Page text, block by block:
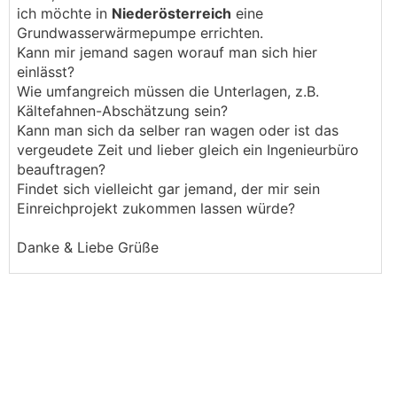
ich möchte in Niederösterreich eine
Grundwasserwärmepumpe errichten.
Kann mir jemand sagen worauf man sich hier
einlässt?
Wie umfangreich müssen die Unterlagen, z.B.
Kältefahnen-Abschätzung sein?
Kann man sich da selber ran wagen oder ist das
vergeudete Zeit und lieber gleich ein Ingenieurbüro
beauftragen?
Findet sich vielleicht gar jemand, der mir sein
Einreichprojekt zukommen lassen würde?
Danke & Liebe Grüße